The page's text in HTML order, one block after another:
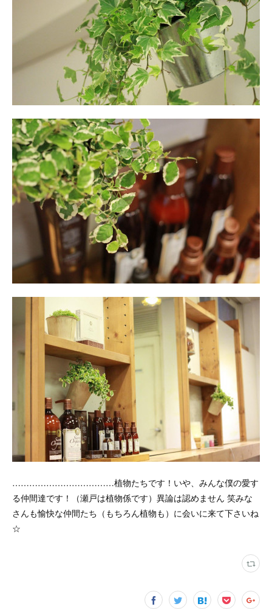
………………………………植物たちです！いや、みんな僕の愛す
る仲間達です！（瀬戸は植物係です）異論は認めません 笑みな
さんも愉快な仲間たち（もちろん植物も）に会いに来て下さいね
☆